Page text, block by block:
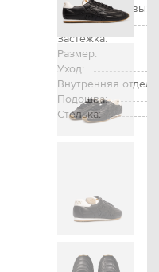
Высота подошвы:
Декор:
Застежка:
Размер:
Уход:
Внутренняя отделка:
Подошва:
Стелька: